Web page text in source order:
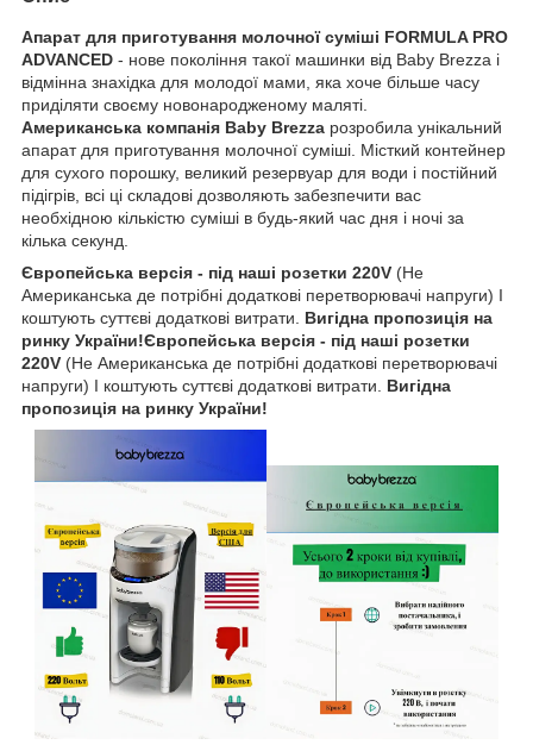
Апарат для приготування молочної суміші FORMULA PRO
ADVANCED - нове покоління такої машинки від Baby Brezza і
відмінна знахідка для молодої мами, яка хоче більше часу
приділяти своєму новонародженому маляті.
Американська компанія Baby Brezza розробила унікальний
апарат для приготування молочної суміші. Місткий контейнер
для сухого порошку, великий резервуар для води і постійний
підігрів, всі ці складові дозволяють забезпечити вас
необхідною кількістю суміші в будь-який час дня і ночі за
кілька секунд.
Європейська версія - під наші розетки 220V (Не
Американська де потрібні додаткові перетворювачі напруги) І
коштують суттєві додаткові витрати. Вигідна пропозиція на
ринку України!Європейська версія - під наші розетки
220V (Не Американська де потрібні додаткові перетворювачі
напруги) І коштують суттєві додаткові витрати. Вигідна
пропозиція на ринку України!